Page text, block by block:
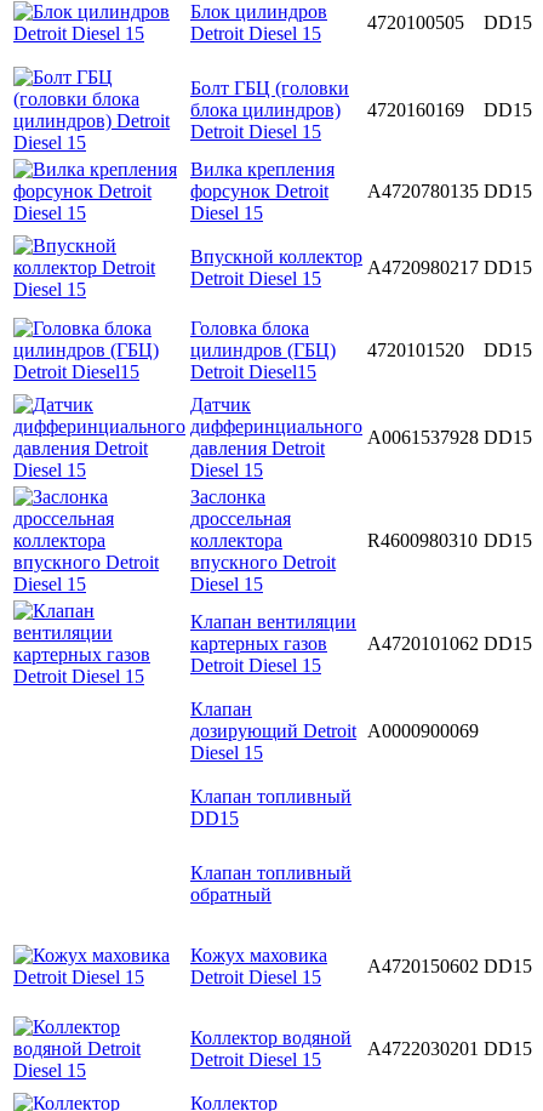
Блок цилиндров
Detroit Diesel 15
4720100505 DD15
Болт ГБЦ (головки
блока цилиндров)
Detroit Diesel 15
4720160169 DD15
Вилка крепления
форсунок Detroit
Diesel 15
A4720780135 DD15
Впускной коллектор
Detroit Diesel 15
A4720980217 DD15
Головка блока
цилиндров (ГБЦ)
Detroit Diesel15
4720101520 DD15
Датчик
дифферинциального
давления Detroit
Diesel 15
A0061537928 DD15
Заслонка
дроссельная
коллектора
впускного Detroit
Diesel 15
R4600980310 DD15
Клапан вентиляции
картерных газов
Detroit Diesel 15
A4720101062 DD15
Клапан
дозирующий Detroit
Diesel 15
A0000900069
Клапан топливный
DD15
Клапан топливный
обратный
Кожух маховика
Detroit Diesel 15
A4720150602 DD15
Коллектор водяной
Detroit Diesel 15
A4722030201 DD15
Коллектор